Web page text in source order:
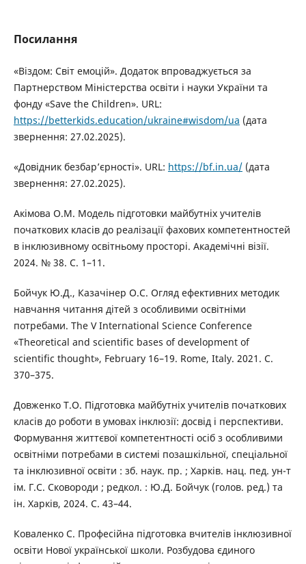
Посилання
«Віздом: Світ емоцій». Додаток впроваджується за
Партнерством Міністерства освіти і науки України та
фонду «Save the Children». URL:
https://betterkids.education/ukraine#wisdom/ua (дата
звернення: 27.02.2025).
«Довідник безбар’єрності». URL: https://bf.in.ua/(дата
звернення: 27.02.2025).
Акімова О.М. Модель підготовки майбутніх учителів
початкових класів до реалізації фахових компетентностей
в інклюзивному освітньому просторі. Академічні візії.
2024. № 38. С. 1–11.
Бойчук Ю.Д., Казачінер О.С. Огляд ефективних методик
навчання читання дітей з особливими освітніми
потребами. The V International Science Conference
«Theoretical and scientific bases of development of
scientific thought», February 16–19. Rome, Italy. 2021. С.
370–375.
Довженко Т.О. Підготовка майбутніх учителів початкових
класів до роботи в умовах інклюзії: досвід і перспективи.
Формування життєвої компетентності осіб з особливими
освітніми потребами в системі позашкільної, спеціальної
та інклюзивної освіти : зб. наук. пр. ; Харків. нац. пед. ун-т
ім. Г.С. Сковороди ; редкол. : Ю.Д. Бойчук (голов. ред.) та
ін. Харків, 2024. С. 43–44.
Коваленко С. Професійна підготовка вчителів інклюзивної
освіти Нової української школи. Розбудова єдиного